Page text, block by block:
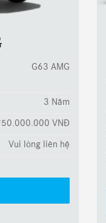
G63 AMG
3 Năm
VNĐ
Vui lòng liên hệ